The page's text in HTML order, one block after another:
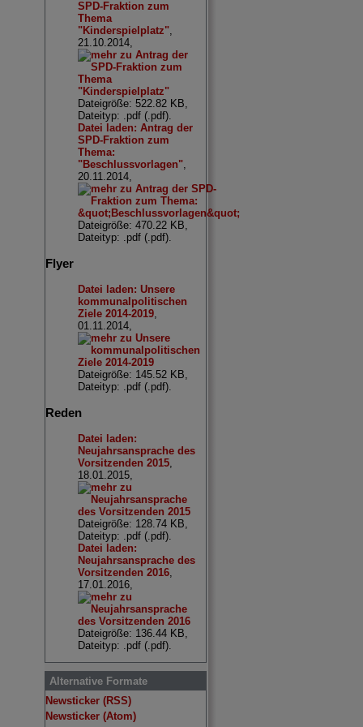
SPD-Fraktion zum
Thema
"Kinderspielplatz",
21.10.2014,
Dateigröße: 522.82 KB,
Dateityp: .pdf (.pdf).
Datei laden: Antrag der
SPD-Fraktion zum
Thema:
"Beschlussvorlagen",
20.11.2014,
Dateigröße: 470.22 KB,
Dateityp: .pdf (.pdf).
Flyer
Datei laden: Unsere
kommunalpolitischen
Ziele 2014-2019,
01.11.2014,
Dateigröße: 145.52 KB,
Dateityp: .pdf (.pdf).
Reden
Datei laden:
Neujahrsansprache des
Vorsitzenden 2015,
18.01.2015,
Dateigröße: 128.74 KB,
Dateityp: .pdf (.pdf).
Datei laden:
Neujahrsansprache des
Vorsitzenden 2016,
17.01.2016,
Dateigröße: 136.44 KB,
Dateityp: .pdf (.pdf).
Alternative Formate
Newsticker (RSS)
Newsticker (Atom)